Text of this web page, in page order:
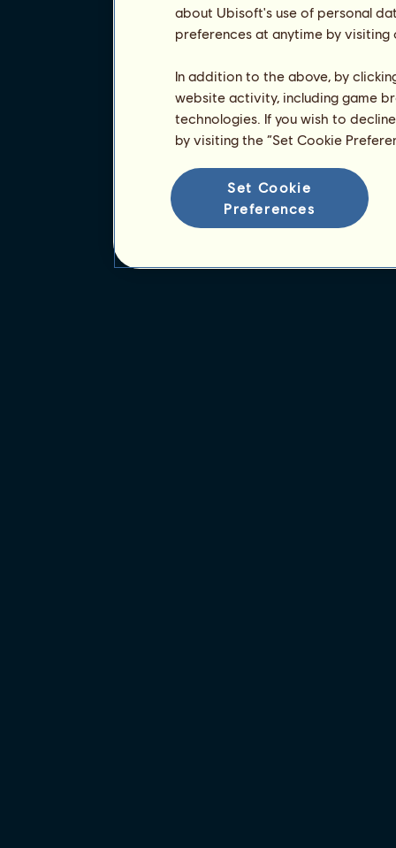
about Ubisoft's use of personal
preferences at anytime by
In addition to the above, by
website activity, including game
technologies. If you wish to
by visiting the “Set Cookie
Set Cookie
Preferences